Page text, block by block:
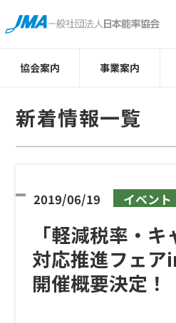
協会案内 事業案内
新着情報一覧
「軽減税率・
対応推進フェ
開催概要決定！
2019/06/19 イベント